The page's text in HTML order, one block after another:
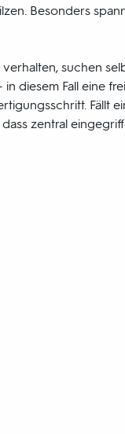
Besonders
suchen
diesem Fall eine
Fällt
zentral